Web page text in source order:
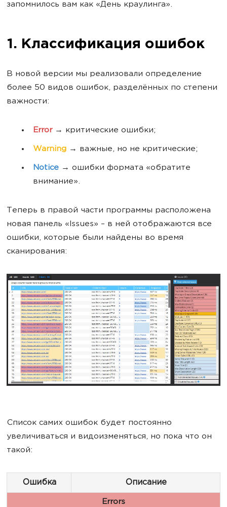
запомнилось вам как «День краулинга».
1. Классификация ошибок
В новой версии мы реализовали определение
более 50 видов ошибок, разделённых по степени
важности:
Error→ критические ошибки;
Warning → важные, но не критические;
Notice → ошибки формата «обратите
внимание».
Теперь в правой части программы расположена
новая панель «Issues» – в ней отображаются все
ошибки, которые были найдены во время
сканирования:
Список самих ошибок будет постоянно
увеличиваться и видоизменяться, но пока что он
такой:
Ошибка Описание
Errors